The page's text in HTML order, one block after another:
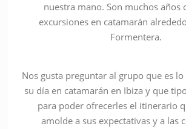
nuestra mano. Son muchos años
excursiones en catamarán
Formentera.
Nos gusta preguntar al grupo que es
su día en catamarán en Ibiza y que
para poder ofrecerles el itinerario
amolde a sus expectativas y a las